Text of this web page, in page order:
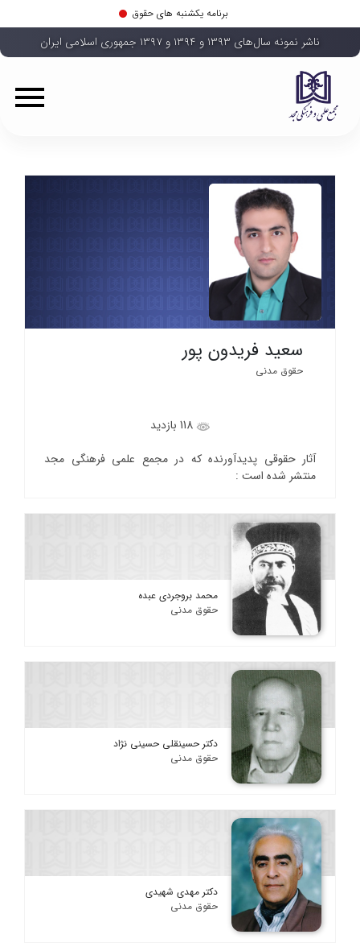
برنامه یکشنبه های حقوق
ناشر نمونه سال‌های ۱۳۹۳ و ۱۳۹۴ و ۱۳۹۷ جمهوری اسلامی ایران
سعید فریدون پور
حقوق مدنی
118 بازدید
آثار حقوقی پدیدآورنده که در مجمع علمی فرهنگی مجد
منتشر شده است :
محمد بروجردی عبده
حقوق مدنی
دکتر حسینقلی حسینی نژاد
حقوق مدنی
دکتر مهدی شهیدی
حقوق مدنی